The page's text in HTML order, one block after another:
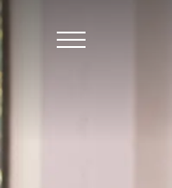
Navigation